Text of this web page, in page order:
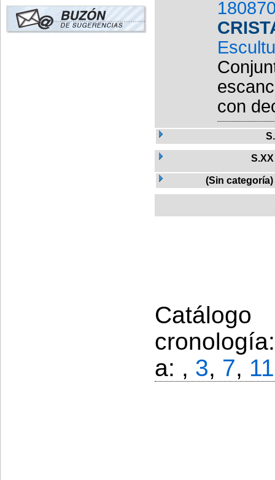
con
S.XX
(Sin categoría)
a: , 3, 7, 11